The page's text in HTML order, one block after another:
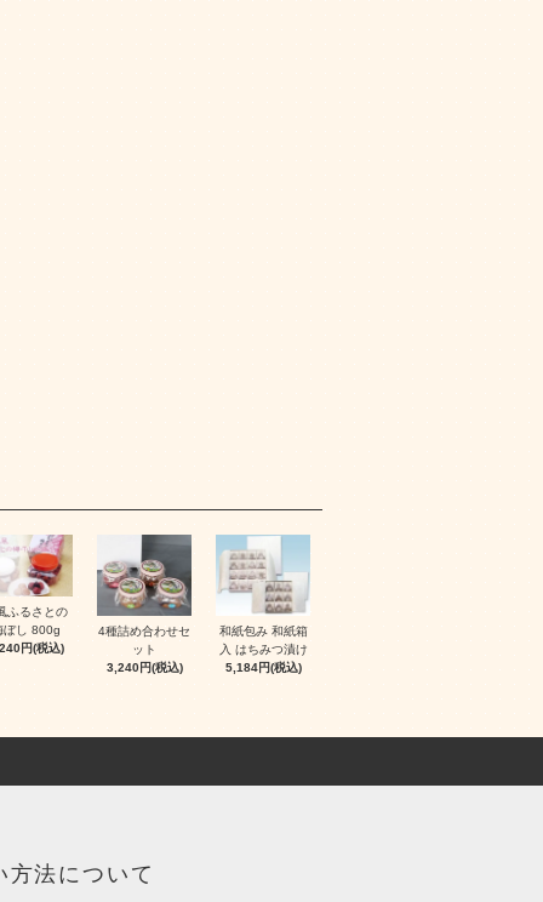
ふるさとの
ぼし 800g
円(税込)
4種詰め合わせセ
ット
3,240円(税込)
和紙包み 和紙箱
入 はちみつ漬け
5,184円(税込)
方法について